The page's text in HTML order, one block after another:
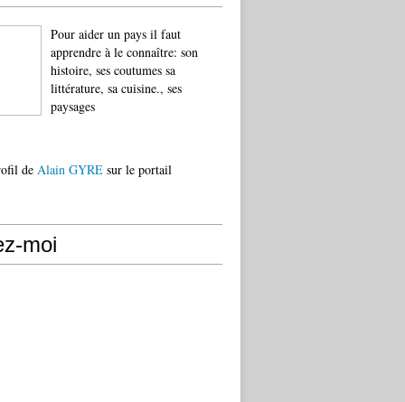
Pour aider un pays il faut
apprendre à le connaître: son
histoire, ses coutumes sa
littérature, sa cuisine., ses
paysages
de Alain GYRE sur le portail
moi